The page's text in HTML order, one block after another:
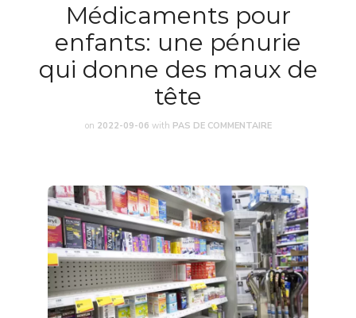
Médicaments pour
enfants: une pénurie
qui donne des maux de
tête
on 2022-09-06 with PAS DE COMMENTAIRE